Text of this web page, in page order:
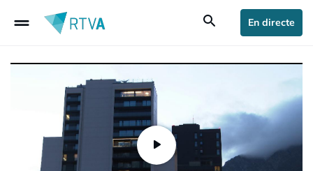
drag_handle search En directe